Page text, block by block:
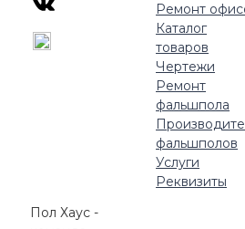
Ремонт
Каталог
товаров
Чертежи
Ремонт
фальшпола
фальшполов
Услуги
Реквизиты
Пол Хаус -